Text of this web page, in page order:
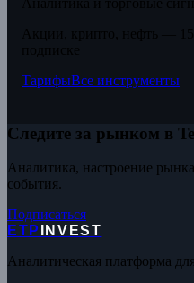
ТарифыВсе инструменты
Следите за рынком в
Аналитика, настроение
события.
Подписаться
ETP
INVEST
Аналитическая платформа